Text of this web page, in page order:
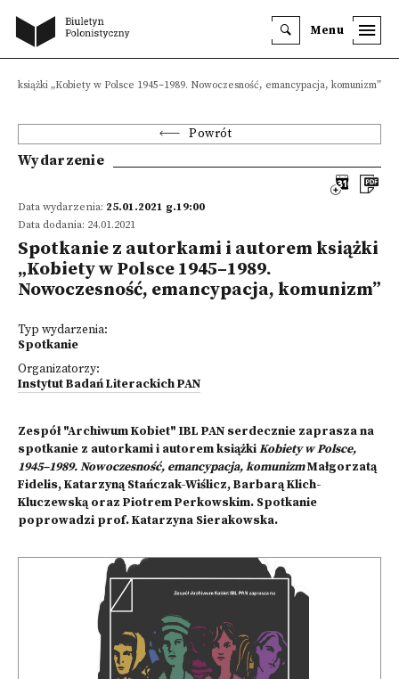
Menu
książki „Kobiety w Polsce 1945–1989. Nowoczesność, emancypacja, komunizm”
Powrót
Wydarzenie
Data wydarzenia: 25.01.2021 g.19:00
Data dodania: 24.01.2021
Spotkanie z autorkami i autorem książki
„Kobiety w Polsce 1945–1989.
Nowoczesność, emancypacja, komunizm”
Typ wydarzenia:
Spotkanie
Organizatorzy:
Instytut Badań Literackich PAN
Zespół "Archiwum Kobiet" IBL PAN serdecznie zaprasza na
spotkanie z autorkami i autorem książkiKobiety w Polsce,
1945–1989. Nowoczesność, emancypacja, komunizmMałgorzatą
Fidelis, Katarzyną Stańczak-Wiślicz, Barbarą Klich-
Kluczewską oraz Piotrem Perkowskim. Spotkanie
poprowadzi prof. Katarzyna Sierakowska.